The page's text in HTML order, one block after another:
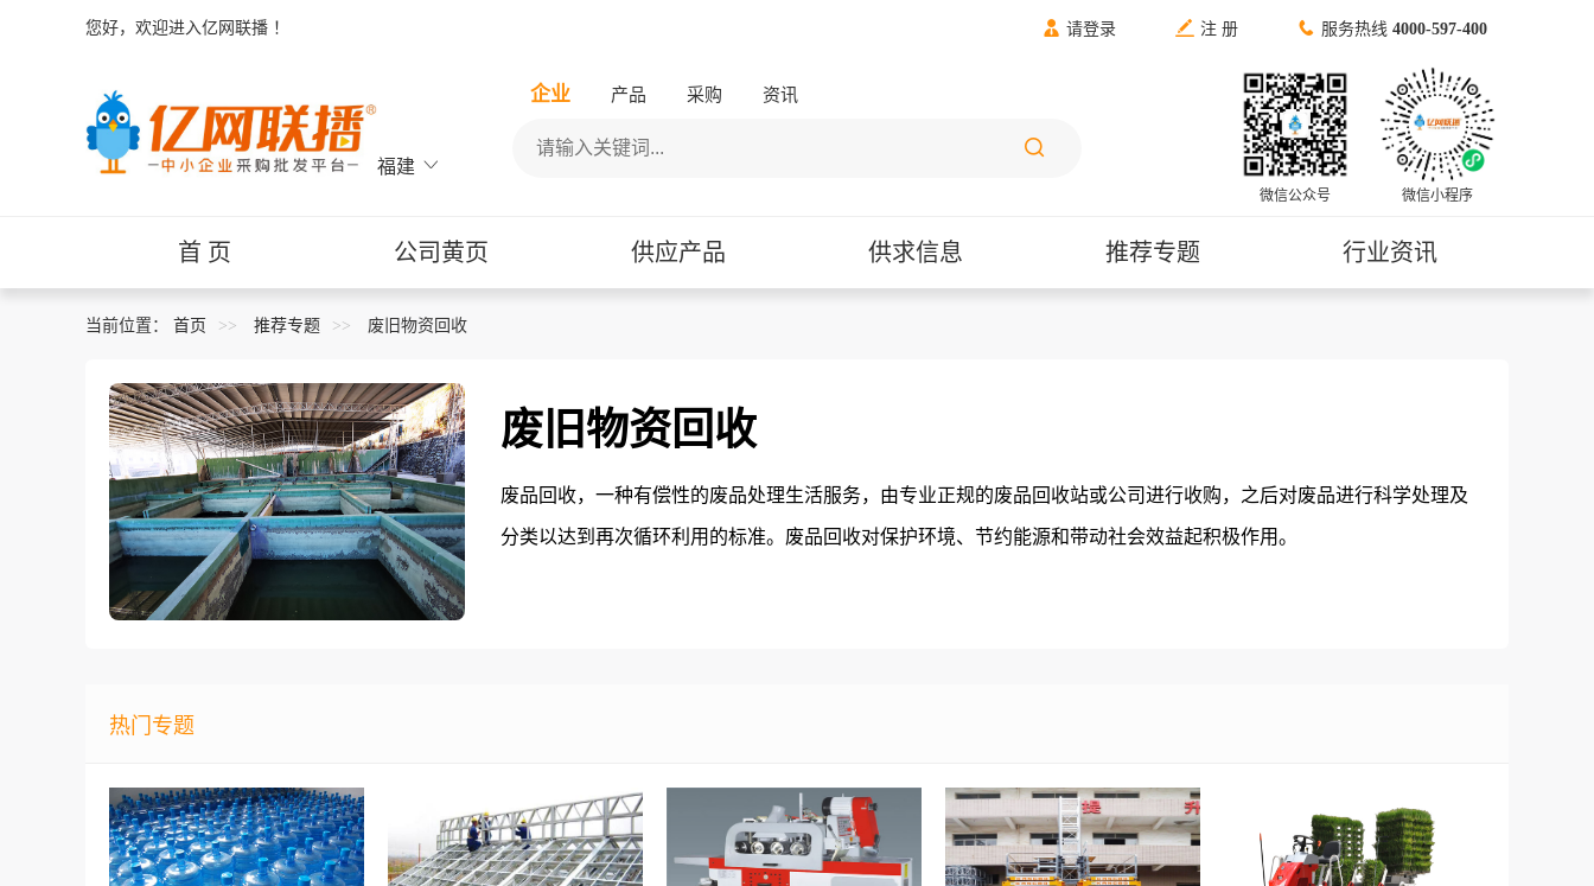
您好，欢迎进入亿网联播 ！  请登录  注 册  服务热线 4000-597-400
福建 
微信公众号 微信小程序
企业 产品 采购 资讯

首 页 公司黄页 供应产品 供求信息 推荐专题 行业资讯
当前位置： 首页 推荐专题 废旧物资回收
废旧物资回收
废品回收，一种有偿性的废品处理生活服务，由专业正规的废品回收站或公司进行收购，之后对废品进行科学处理及
分类以达到再次循环利用的标准。废品回收对保护环境、节约能源和带动社会效益起积极作用。
热门专题